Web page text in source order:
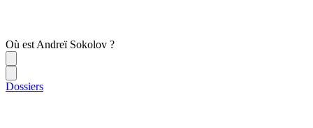
Où est Andreï Sokolov ?
Dossiers